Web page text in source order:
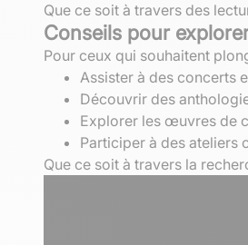
Que ce soit à travers des
Conseils pour
Pour ceux qui souhaitent
Assister à des concerts
Découvrir des
Explorer les œuvres de
Participer à des ateliers
Que ce soit à travers la